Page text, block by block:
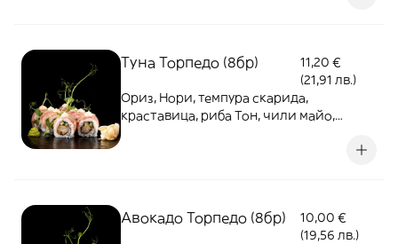
Туна Торпедо (8бр)
11,20 €
(21,91 лв.)
Ориз, Нори, темпура скарида,
краставица, риба Тон, чили майо,
Авокадо Торпедо (8бр)
10,00 €
(19,56 лв.)